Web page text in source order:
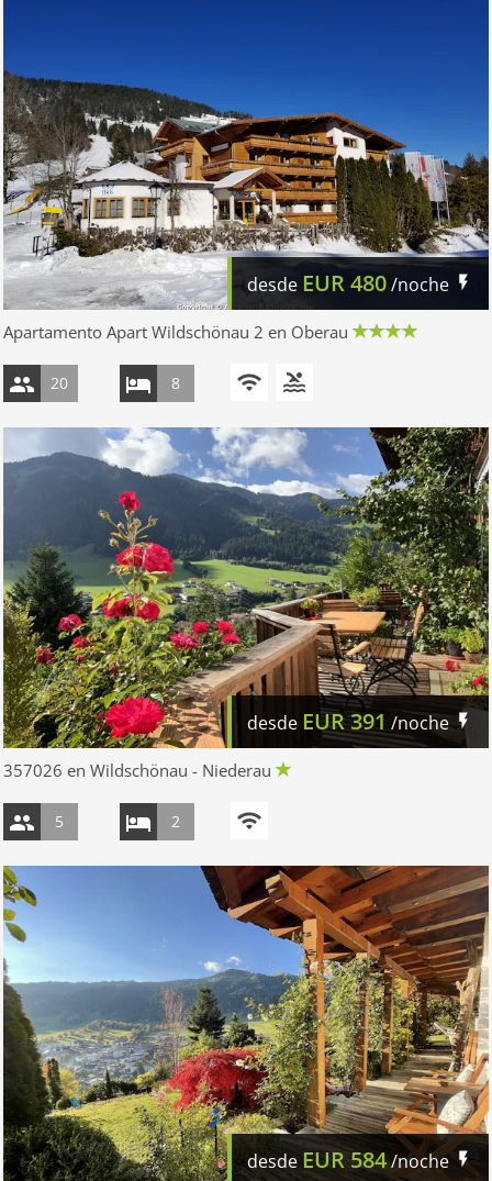
desde EUR480/noche
Apartamento Apart Wildschönau 2 en Oberau
20 8
desde EUR391 /noche
357026 en Wildschönau - Niederau
5 2
desde EUR584/noche